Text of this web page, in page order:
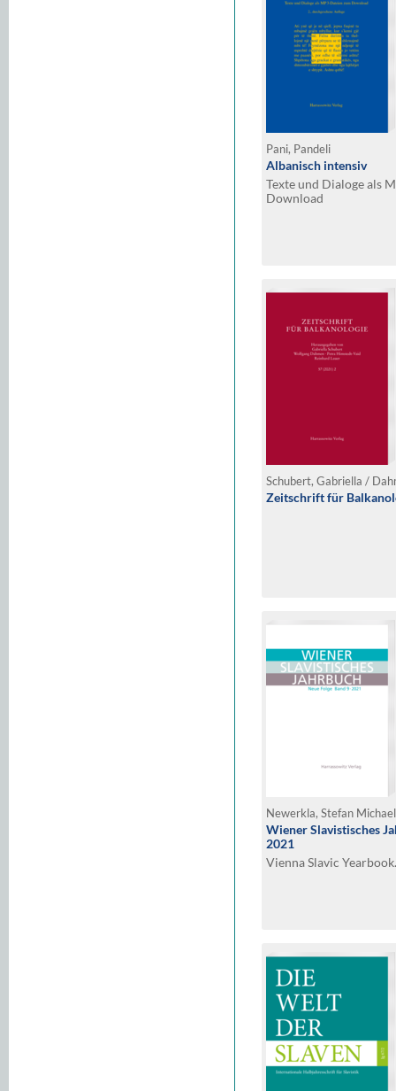
Pani, Pandeli
Albanisch intensiv
Texte und Dialoge als
Download
Zeitschrift für
Newerkla, Stefan
Wiener Slavistisches
2021
Vienna Slavic